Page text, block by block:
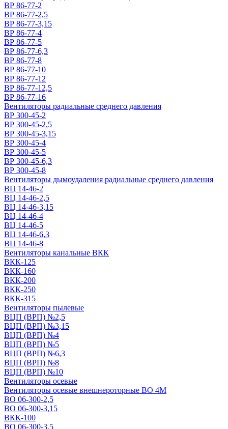
ВР 86-77-2
ВР 86-77-2,5
ВР 86-77-3,15
ВР 86-77-4
ВР 86-77-5
ВР 86-77-6,3
ВР 86-77-8
ВР 86-77-10
ВР 86-77-12
ВР 86-77-12,5
ВР 86-77-16
Вентиляторы радиальные среднего давления
ВР 300-45-2
ВР 300-45-2,5
ВР 300-45-3,15
ВР 300-45-4
ВР 300-45-5
ВР 300-45-6,3
ВР 300-45-8
Вентиляторы дымоудаления радиальные среднего давления
ВЦ 14-46-2
ВЦ 14-46-2,5
ВЦ 14-46-3,15
ВЦ 14-46-4
ВЦ 14-46-5
ВЦ 14-46-6,3
ВЦ 14-46-8
Вентиляторы канальные ВКК
ВКК-125
ВКК-160
ВКК-200
ВКК-250
ВКК-315
Вентиляторы пылевые
ВЦП (ВРП) №2,5
ВЦП (ВРП) №3,15
ВЦП (ВРП) №4
ВЦП (ВРП) №5
ВЦП (ВРП) №6,3
ВЦП (ВРП) №8
ВЦП (ВРП) №10
Вентиляторы осевые
Вентиляторы осевые внешнероторные ВО 4М
ВО 06-300-2,5
ВО 06-300-3,15
ВКК-100
ВО 06-300-3,5